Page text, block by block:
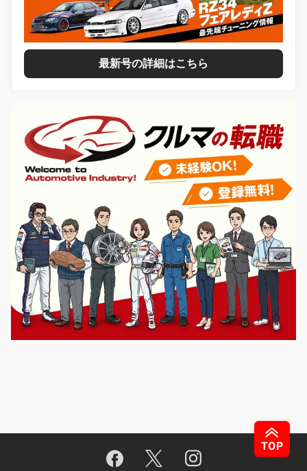
最新号の詳細はこちら